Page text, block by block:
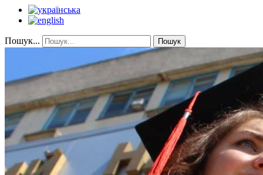
Пошук... Пошук